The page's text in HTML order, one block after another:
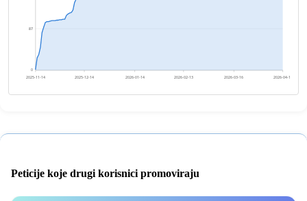
0
87
2025-11-14 2025-12-14 2026-01-14 2026-02-13 2026-03-16 2026-04-15
Peticije koje drugi korisnici promoviraju